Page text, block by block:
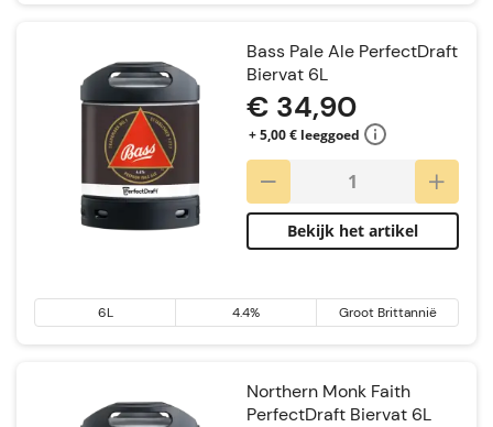
Bass Pale Ale PerfectDraft
Biervat 6L
€ 34,90
+ 5,00 € leeggoed
Bekijk het artikel
6L 4.4% Groot Brittannië
Northern Monk Faith
PerfectDraft Biervat 6L